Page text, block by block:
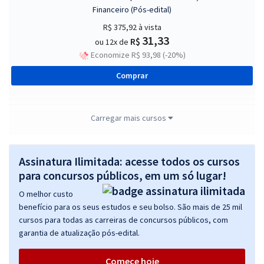
Financeiro (Pós-edital)
R$ 375,92à vista
ou 12x de R$ 31,33
Economize R$ 93,98 (-20%)
Comprar
- Cód. 200 - PST - Assistente Administrativo - Atendimento ao Público
(Pós-edital)
R$ 375,12à vista
ou 12x de R$31,26
Economize R$ 93,78 (-20%)
Comprar
Carregar mais cursos
Assinatura Ilimitada: acesse todos os cursos
para concursos públicos, em um só lugar!
O melhor custo
benefício para os seus estudos e seu bolso. São mais de 25 mil
cursos para todas as carreiras de concursos públicos, com
garantia de atualização pós-edital.
Comece hoje